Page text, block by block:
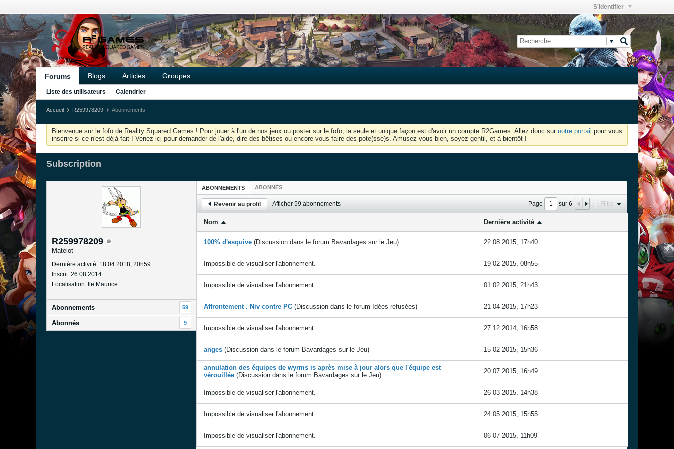
S'identifier
Forums Blogs Articles Groupes
Liste des utilisateurs Calendrier
Accueil R259978209 Abonnements
Bienvenue sur le fofo de Reality Squared Games ! Pour jouer à l'un de nos jeux ou poster sur le fofo, la seule et unique façon est d'avoir un compte R2Games. Allez donc sur notre portail pour vous
inscrire si ce n'est déjà fait ! Venez ici pour demander de l'aide, dire des bêtises ou encore vous faire des pote(sse)s. Amusez-vous bien, soyez gentil, et à bientôt !
Subscription
R259978209
Matelot
Dernière activité: 18 04 2018, 20h59
Inscrit: 26 08 2014
Localisation: Ile Maurice
Abonnements 59
Abonnés 9
ABONNEMENTS ABONNÉS
Revenir au profil Afficher 59 abonnements Page sur 6 Filtre
Nom Dernière activité
100% d'esquive (Discussion dans le forum Bavardages sur le Jeu) 22 08 2015, 17h40
Impossible de visualiser l'abonnement. 19 02 2015, 08h55
Impossible de visualiser l'abonnement. 01 02 2015, 21h43
Affrontement . Niv contre PC (Discussion dans le forum Idées refusées) 21 04 2015, 17h23
Impossible de visualiser l'abonnement. 27 12 2014, 16h58
anges (Discussion dans le forum Bavardages sur le Jeu) 15 02 2015, 15h36
annulation des équipes de wyrms is après mise à jour alors que l'équipe est
vérouillée (Discussion dans le forum Bavardages sur le Jeu)
20 07 2015, 16h49
Impossible de visualiser l'abonnement. 26 03 2015, 14h38
Impossible de visualiser l'abonnement. 24 05 2015, 15h55
Impossible de visualiser l'abonnement. 06 07 2015, 11h09